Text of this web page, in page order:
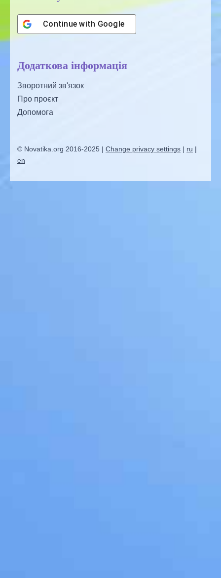
Continue with Google
Додаткова інформація
Зворотний зв'язок
Про проєкт
Допомога
© Novatika.org 2016-2025 | Change privacy settings ru
en